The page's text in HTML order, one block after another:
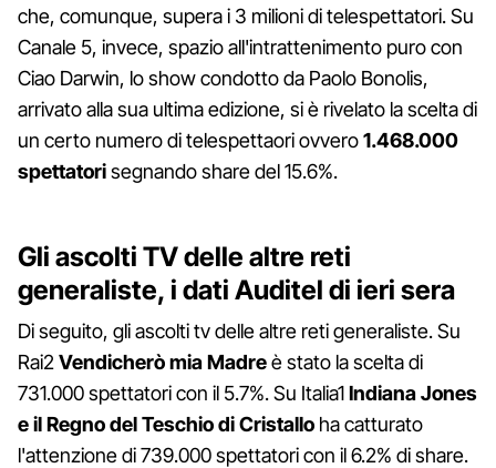
che, comunque, supera i 3 milioni di telespettatori. Su
Canale 5, invece, spazio all'intrattenimento puro con
Ciao Darwin, lo show condotto da Paolo Bonolis,
arrivato alla sua ultima edizione, si è rivelato la scelta di
un certo numero di telespettaori ovvero1.468.000
spettatorisegnando share del 15.6%.
Gli ascolti TV delle altre reti
generaliste, i dati Auditel di ieri sera
Di seguito, gli ascolti tv delle altre reti generaliste. Su
Rai2 Vendicherò mia Madreè stato la scelta di
731.000 spettatori con il 5.7%. Su Italia1Indiana Jones
e il Regno del Teschio di Cristallo ha catturato
l'attenzione di 739.000 spettatori con il 6.2% di share.